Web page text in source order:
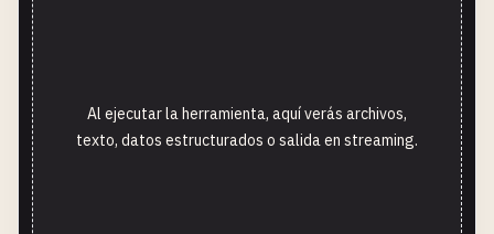
Al ejecutar la herramienta, aquí verás archivos,
texto, datos estructurados o salida en streaming.